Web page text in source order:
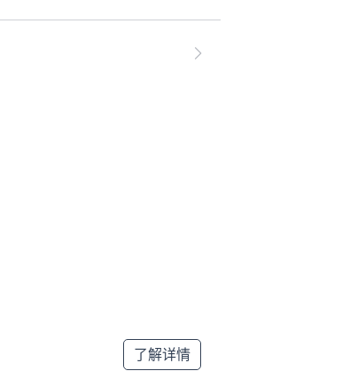
了解详情